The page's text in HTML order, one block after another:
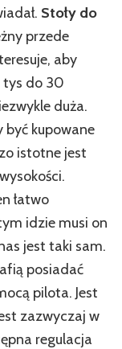
Stoły do
przede
aby
tys do 30
duża.
być kupowane
istotne jest
łatwo
idzie musi on
jest taki sam.
posiadać
pilota. Jest
zazwyczaj w
regulacja